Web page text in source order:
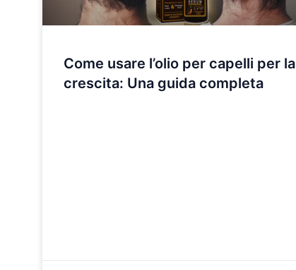
Come usare l’olio per capelli per la
crescita: Una guida completa